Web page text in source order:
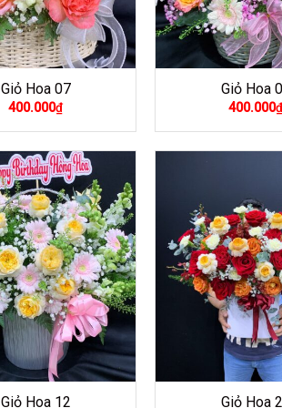
Giỏ Hoa 07
400.000₫
Giỏ Hoa
400.000₫
Giỏ Hoa 12 Giỏ Hoa